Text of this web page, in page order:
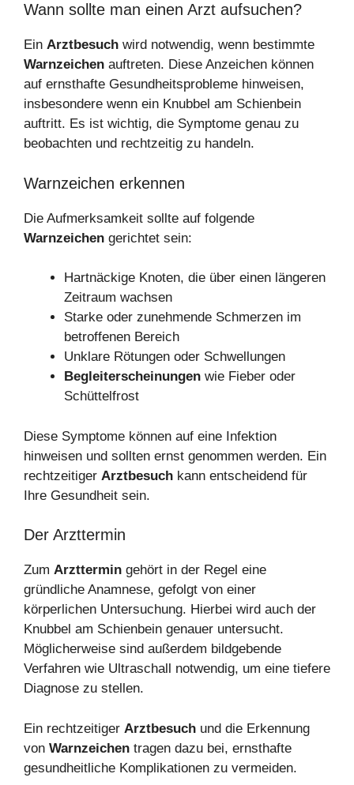
Wann sollte man einen Arzt aufsuchen?
Ein Arztbesuch wird notwendig, wenn bestimmte
Warnzeichen auftreten. Diese Anzeichen können
auf ernsthafte Gesundheitsprobleme hinweisen,
insbesondere wenn ein Knubbel am Schienbein
auftritt. Es ist wichtig, die Symptome genau zu
beobachten und rechtzeitig zu handeln.
Warnzeichen erkennen
Die Aufmerksamkeit sollte auf folgende
Warnzeichen gerichtet sein:
Hartnäckige Knoten, die über einen längeren
Zeitraum wachsen
Starke oder zunehmende Schmerzen im
betroffenen Bereich
Unklare Rötungen oder Schwellungen
Begleiterscheinungen wie Fieber oder
Schüttelfrost
Diese Symptome können auf eine Infektion
hinweisen und sollten ernst genommen werden. Ein
rechtzeitiger Arztbesuch kann entscheidend für
Ihre Gesundheit sein.
Der Arzttermin
Zum Arzttermin gehört in der Regel eine
gründliche Anamnese, gefolgt von einer
körperlichen Untersuchung. Hierbei wird auch der
Knubbel am Schienbein genauer untersucht.
Möglicherweise sind außerdem bildgebende
Verfahren wie Ultraschall notwendig, um eine tiefere
Diagnose zu stellen.
Ein rechtzeitiger Arztbesuch und die Erkennung
von Warnzeichen tragen dazu bei, ernsthafte
gesundheitliche Komplikationen zu vermeiden.